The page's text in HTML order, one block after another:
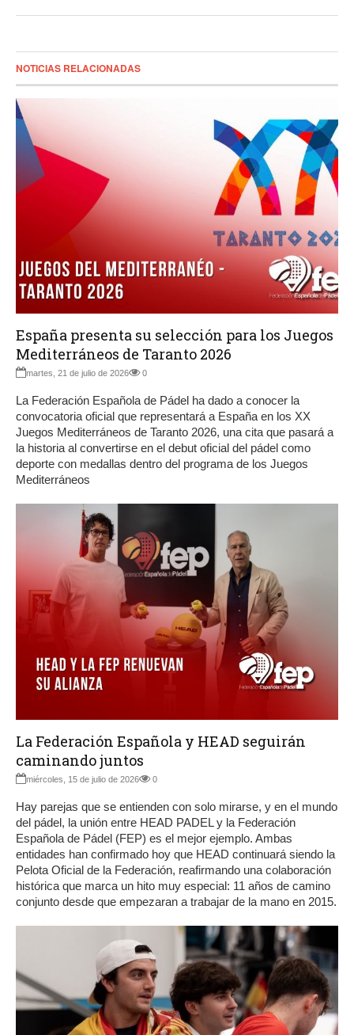
NOTICIAS RELACIONADAS
España presenta su selección para los Juegos
Mediterráneos de Taranto 2026
martes, 21 de julio de 2026 0
La Federación Española de Pádel ha dado a conocer la
convocatoria oficial que representará a España en los XX
Juegos Mediterráneos de Taranto 2026, una cita que pasará a
la historia al convertirse en el debut oficial del pádel como
deporte con medallas dentro del programa de los Juegos
Mediterráneos
La Federación Española y HEAD seguirán
caminando juntos
miércoles, 15 de julio de 2026 0
Hay parejas que se entienden con solo mirarse, y en el mundo
del pádel, la unión entre HEAD PADEL y la Federación
Española de Pádel (FEP) es el mejor ejemplo. Ambas
entidades han confirmado hoy que HEAD continuará siendo la
Pelota Oficial de la Federación, reafirmando una colaboración
histórica que marca un hito muy especial: 11 años de camino
conjunto desde que empezaran a trabajar de la mano en 2015.